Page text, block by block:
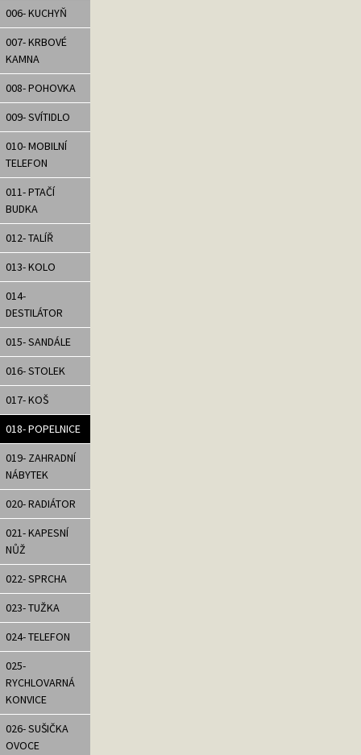
006- KUCHYŇ
007- KRBOVÉ
KAMNA
008- POHOVKA
009- SVÍTIDLO
010- MOBILNÍ
TELEFON
011- PTAČÍ
BUDKA
012- TALÍŘ
013- KOLO
014-
DESTILÁTOR
015- SANDÁLE
016- STOLEK
017- KOŠ
018- POPELNICE
019- ZAHRADNÍ
NÁBYTEK
020- RADIÁTOR
021- KAPESNÍ
NŮŽ
022- SPRCHA
023- TUŽKA
024- TELEFON
025-
RYCHLOVARNÁ
KONVICE
026- SUŠIČKA
OVOCE